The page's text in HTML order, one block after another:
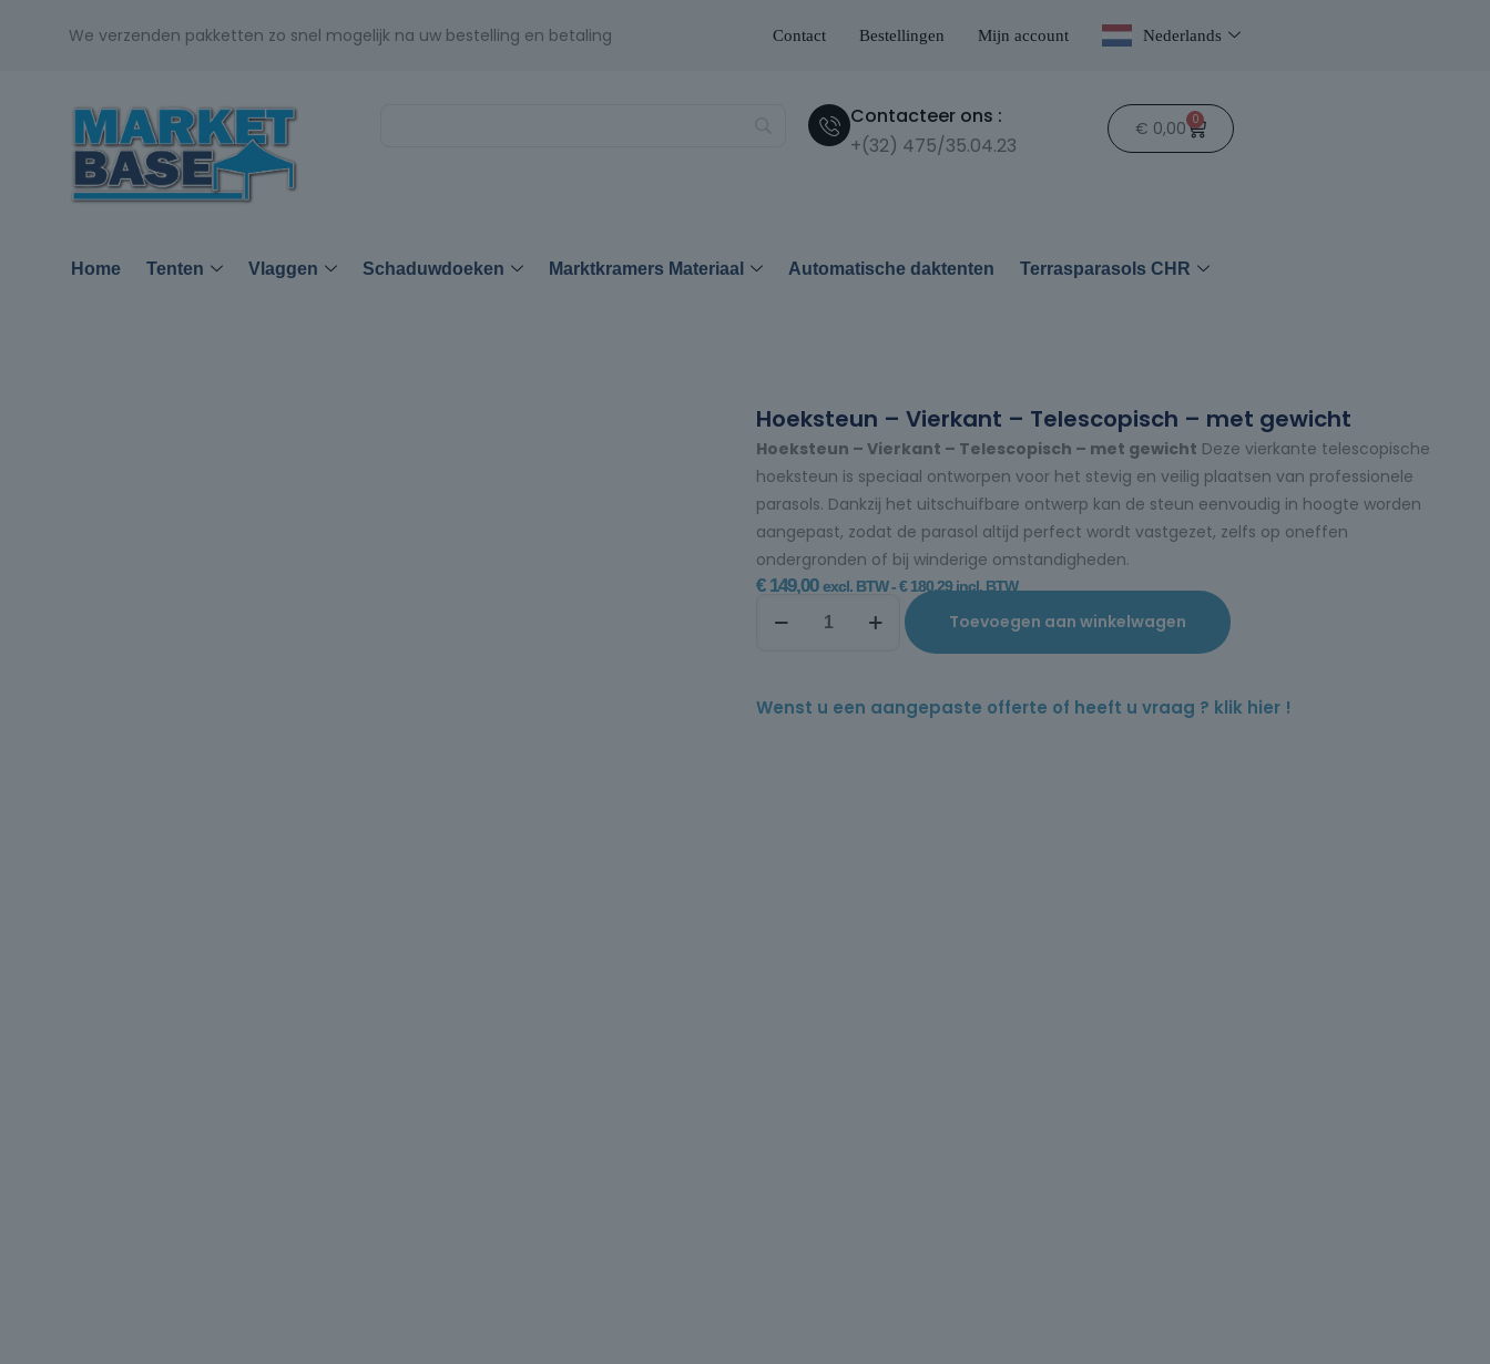
We verzenden pakketten zo snel mogelijk na uw bestelling en betaling Contact Bestellingen Mijn account Nederlands
Contacteer ons :
+(32) 475/35.04.23
€ 0,00 0
Home Tenten Vlaggen Schaduwdoeken Marktkramers Materiaal Automatische daktenten Terrasparasols CHR
Hoeksteun – Vierkant – Telescopisch – met gewicht
Hoeksteun – Vierkant – Telescopisch – met gewicht Deze vierkante telescopische
hoeksteun is speciaal ontworpen voor het stevig en veilig plaatsen van professionele
parasols. Dankzij het uitschuifbare ontwerp kan de steun eenvoudig in hoogte worden
aangepast, zodat de parasol altijd perfect wordt vastgezet, zelfs op oneffen
ondergronden of bij winderige omstandigheden.
€149,00 excl. BTW -€180,29incl. BTW
Toevoegen aan winkelwagen
Wenst u een aangepaste offerte of heeft u vraag ? klik hier !